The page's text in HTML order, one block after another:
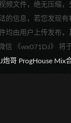
频文件，绝无压缩
的信息，若您发现
均由用户上传发布
《wx071DJ》 将
炮哥 ProgHouse Mix